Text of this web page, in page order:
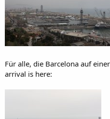
Für alle, die Barcelona auf
arrival is here: